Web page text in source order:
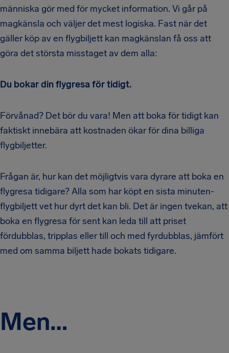
människa gör med för mycket information. Vi går på
magkänsla och väljer det mest logiska. Fast när det
gäller köp av en flygbiljett kan magkänslan få oss att
göra det största misstaget av dem alla:
Du bokar din flygresa för tidigt.
Förvånad? Det bör du vara! Men att boka för tidigt kan
faktiskt innebära att kostnaden ökar för dina billiga
flygbiljetter.
Frågan är, hur kan det möjligtvis vara dyrare att boka en
flygresa tidigare? Alla som har köpt en sista minuten-
flygbiljett vet hur dyrt det kan bli. Det är ingen tvekan, att
boka en flygresa för sent kan leda till att priset
fördubblas, tripplas eller till och med fyrdubblas, jämfört
med om samma biljett hade bokats tidigare.
Men…